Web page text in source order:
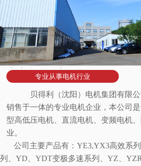
专注网络推广
专业从事电机行业
贝得利（沈阳）电机集团有限
销售于一体的专业电机企业，本公司
型高低压电机、直流电机、变频电机
业。
公司主要产品有： YE3,YX3高效系
列、YD、YDT变极多速系列、YZ、